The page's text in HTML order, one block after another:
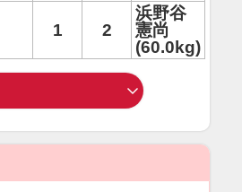
1 2
浜野谷
憲尚
(60.0kg)